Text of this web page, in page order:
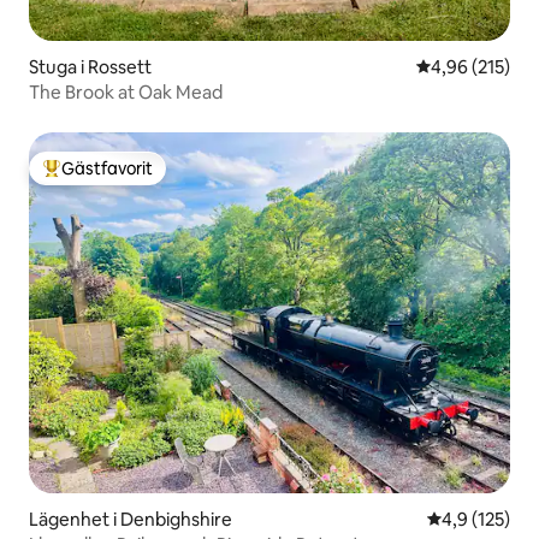
Stuga i Rossett 4,96 av 5 i
4,96 (215)
The Brook at Oak Mead
Populär gästfavorit
Gästfavorit
Lägenhet i Denbighshire 4,9 av 5 i
4,9 (125)